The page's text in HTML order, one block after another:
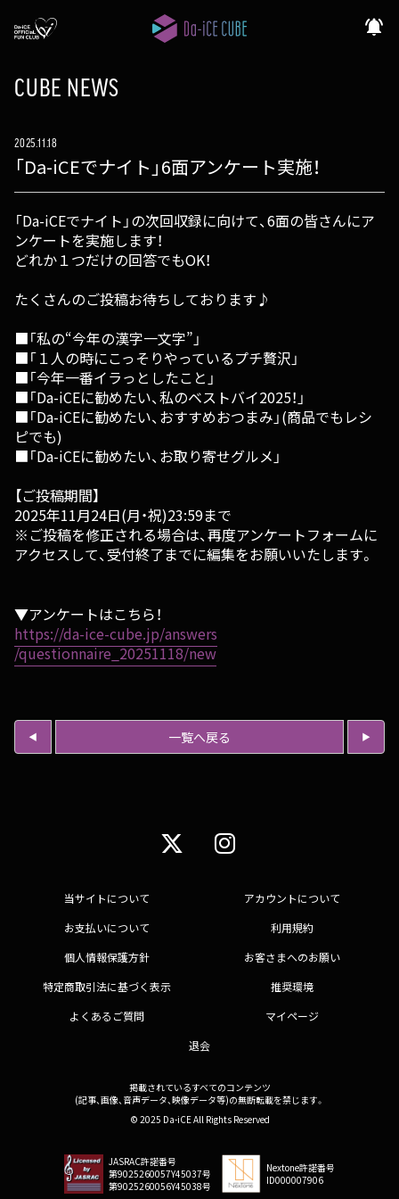
notifications_active
CUBE NEWS
2025.11.18
「Da-iCEでナイト」6面アンケート実施！
「Da-iCEでナイト」の次回収録に向けて、6面の皆さんにア
ンケートを実施します！
どれか１つだけの回答でもOK！
たくさんのご投稿お待ちしております♪
■「私の“今年の漢字一文字”」
■「１人の時にこっそりやっているプチ贅沢」
■「今年一番イラっとしたこと」
■「Da-iCEに勧めたい、私のベストバイ2025！」
■「Da-iCEに勧めたい、おすすめおつまみ」(商品でもレシ
ピでも)
■「Da-iCEに勧めたい、お取り寄せグルメ」
【ご投稿期間】
2025年11月24日(月・祝)23:59まで
※ご投稿を修正される場合は、再度アンケートフォームに
アクセスして、受付終了までに編集をお願いいたします。
▼アンケートはこちら！
https://da-ice-cube.jp/answers
/questionnaire_20251118/new
一覧へ戻る
当サイトについて
アカウントについて
お支払いについて
利用規約
個人情報保護方針
お客さまへのお願い
特定商取引法に基づく表示
推奨環境
よくあるご質問
マイページ
退会
掲載されているすべてのコンテンツ
(記事、画像、音声データ、映像データ等)の無断転載を禁じます。
© 2025 Da-iCE All Rights Reserved
JASRAC許諾番号
第9025260057Y45037号
第9025260056Y45038号
Nextone許諾番号
ID000007906